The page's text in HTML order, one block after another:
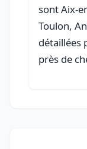
sont Aix-
Toulon,
détaillées
près de